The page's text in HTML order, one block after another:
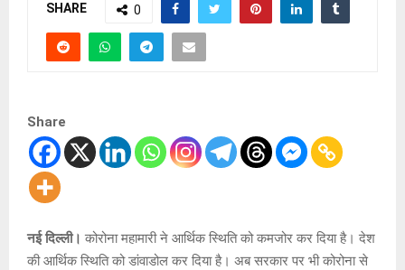
SHARE 0
Share
नई दिल्ली। कोरोना महामारी ने आर्थिक स्थिति को कमजोर कर दिया है। देश
की आर्थिक स्थिति को डांवाडोल कर दिया है। अब सरकार पर भी कोरोना से